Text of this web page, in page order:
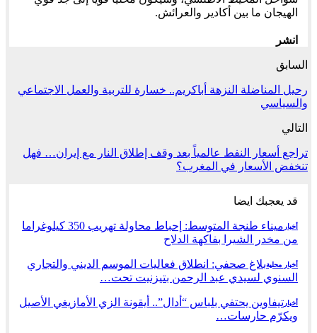
الهيجان ما بين أكادير والعرائش.
انشر
السابق
رحيل المناضلة النزهة أباكريم.. خسارة للتربية والعمل الاجتماعي
والسياسي
التالي
تراجع أسعار النفط عالمياً بعد وقف إطلاق النار مع إيران… فهل
تنخفض الأسعار في المغرب؟
قد يعجبك ايضا
أخبار
ميناء طنجة المتوسط: إحباط محاولة تهريب 350 كيلوغراما
من مخدر الشيرا بفاكهة الدلاح
أخبار محليةبلاغ صحفي: انطلاق فعاليات الموسم الديني والتجاري
السنوي لسيدي عبد الرحمن بتيزنيت تحت…
أخبار تيفاوين يحتفي بلباس “أدال”.. أيقونة الزي الأمازيغي الأصيل
ويكرّم حارسات…